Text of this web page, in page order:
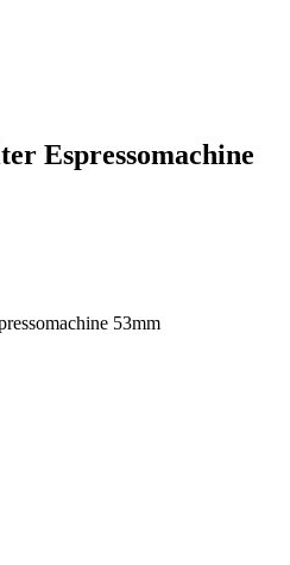
Espressomachine
53mm